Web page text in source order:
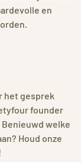
en
het gesprek
founder
Benieuwd welke
Houd onze